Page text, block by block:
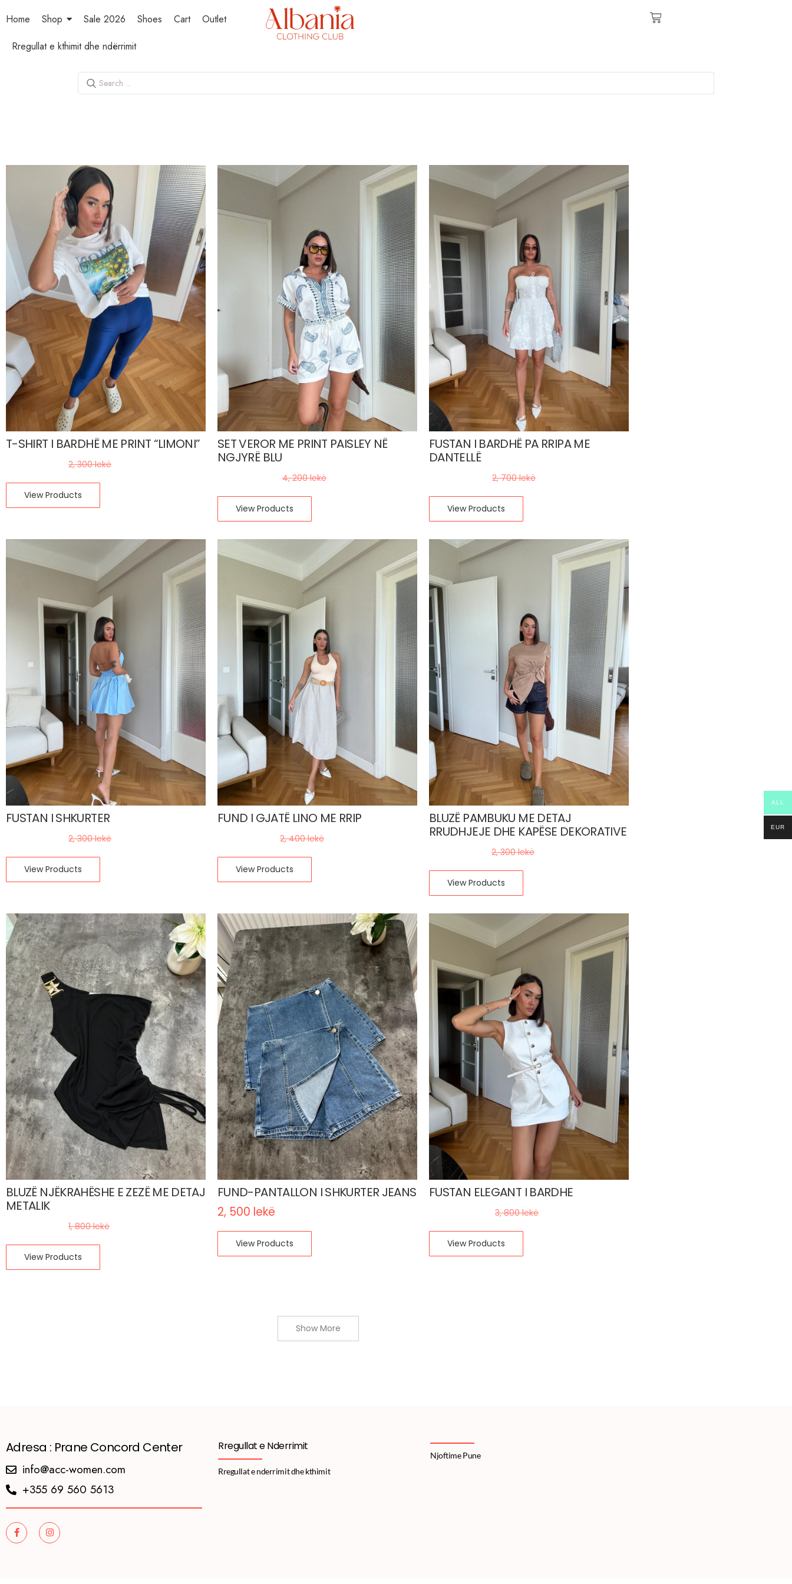
Home Shop Sale 2026 Shoes Cart
Outlet
Rregullat e kthimit dhe ndërrimit
T-SHIRT I BARDHË ME PRINT “LIMONI”
2, 300lekë
View Products
SET VEROR ME PRINT PAISLEY NË
NGJYRË BLU
4, 200lekë
View Products
FUSTAN I BARDHË PA RRIPA ME
DANTELLË
2, 700lekë
View Products
FUSTAN I SHKURTER
2, 300lekë
View Products
FUND I GJATË LINO ME RRIP
2, 400lekë
View Products
BLUZË PAMBUKU ME DETAJ
RRUDHJEJE DHE KAPËSE DEKORATIVE
2, 300lekë
View Products
BLUZË NJËKRAHËSHE E ZEZË ME DETAJ
METALIK
1, 800lekë
View Products
FUND-PANTALLON I SHKURTER JEANS
2, 500 lekë
View Products
FUSTAN ELEGANT I BARDHE
3, 800lekë
View Products
Show More
Adresa : Prane Concord Center
info@acc-women.com
+355 69 560 5613
Rregullat e Nderrimit
Rregullat e nderrimit dhe kthimit
Njoftime Pune
ALL
EUR